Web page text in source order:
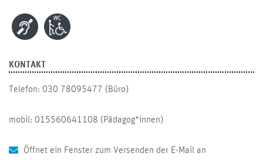
KONTAKT
Telefon: 030 78095477 (Büro)
mobil: 015560641108 (Pädagog*innen)
Öffnet ein Fenster zum Versenden der E-Mail an